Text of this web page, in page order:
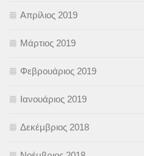
Απρίλιος 2019
Μάρτιος 2019
Φεβρουάριος 2019
Ιανουάριος 2019
Δεκέμβριος 2018